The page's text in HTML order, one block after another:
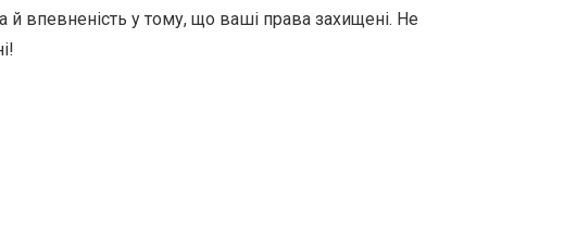
й впевненість у тому, що ваші права захищені. Не